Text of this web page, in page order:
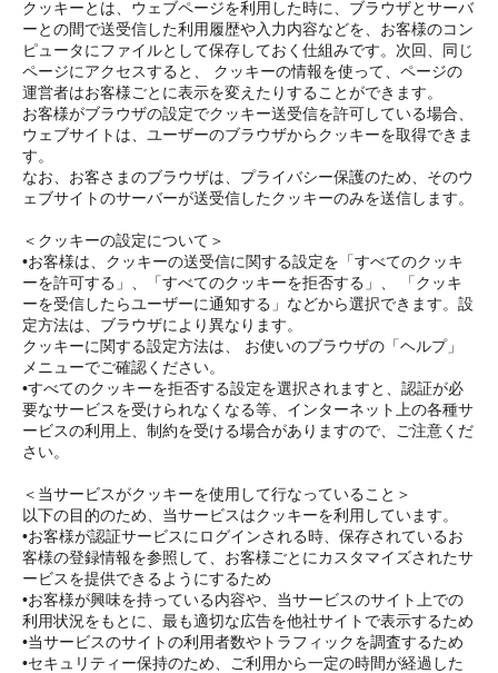
クッキーとは、ウェブページを利用した時に、ブラウザとサーバ
ーとの間で送受信した利用履歴や入力内容などを、お客様のコン
ピュータにファイルとして保存しておく仕組みです。次回、同じ
ページにアクセスすると、 クッキーの情報を使って、ページの
運営者はお客様ごとに表示を変えたりすることができます。
お客様がブラウザの設定でクッキー送受信を許可している場合、
ウェブサイトは、ユーザーのブラウザからクッキーを取得できま
す。
なお、お客さまのブラウザは、プライバシー保護のため、そのウ
ェブサイトのサーバーが送受信したクッキーのみを送信します。
＜クッキーの設定について＞
•お客様は、クッキーの送受信に関する設定を「すべてのクッキ
ーを許可する」、「すべてのクッキーを拒否する」、 「クッキ
ーを受信したらユーザーに通知する」などから選択できます。設
定方法は、ブラウザにより異なります。
クッキーに関する設定方法は、 お使いのブラウザの「ヘルプ」
メニューでご確認ください。
•すべてのクッキーを拒否する設定を選択されますと、認証が必
要なサービスを受けられなくなる等、インターネット上の各種サ
ービスの利用上、制約を受ける場合がありますので、ご注意くだ
さい。
＜当サービスがクッキーを使用して行なっていること＞
以下の目的のため、当サービスはクッキーを利用しています。
•お客様が認証サービスにログインされる時、保存されているお
客様の登録情報を参照して、お客様ごとにカスタマイズされたサ
ービスを提供できるようにするため
•お客様が興味を持っている内容や、当サービスのサイト上での
利用状況をもとに、最も適切な広告を他社サイトで表示するため
•当サービスのサイトの利用者数やトラフィックを調査するため
•セキュリティー保持のため、ご利用から一定の時間が経過した